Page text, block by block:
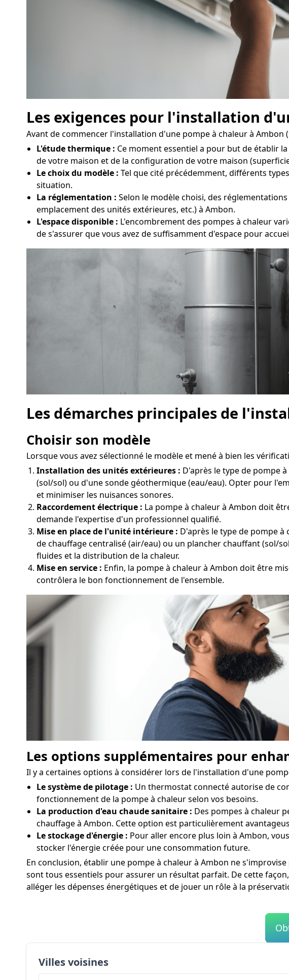
Les exigences pour l'installation
Avant de commencer l'installation d'une pompe à chaleur à
L'étude thermique : Ce moment essentiel a pour but de établir
de votre maison et de la configuration de votre maison
Le choix du modèle : Tel que cité précédemment, différents
situation.
La réglementation : Selon le modèle choisi, des
emplacement des unités extérieures, etc.) à Ambon.
L'espace disponible : L'encombrement des pompes à chaleur
de s'assurer que vous avez de suffisamment d'espace pour
Les démarches principales de
Choisir son modèle
Lorsque vous avez sélectionné le modèle et mené à bien les
Installation des unités extérieures : D'après le type de pompe
(sol/sol) ou d'une sonde géothermique (eau/eau). Opter pour
et minimiser les nuisances sonores.
Raccordement électrique : La pompe à chaleur à Ambon doit
demande l'expertise d'un professionnel qualifié.
Mise en place de l'unité intérieure : D'après le type de pompe
de chauffage centralisé (air/eau) ou un plancher chauffant (sol/
fluides et la distribution de la chaleur.
Mise en service : Enfin, la pompe à chaleur à Ambon doit être
contrôlera le bon fonctionnement de l'ensemble.
Les options supplémentaires pour
Il y a certaines options à considérer lors de l'installation d'une
Le système de pilotage : Un thermostat connecté autorise de
fonctionnement de la pompe à chaleur selon vos besoins.
La production d'eau chaude sanitaire : Des pompes à chaleur
chauffage à Ambon. Cette option est particulièrement
Le stockage d'énergie : Pour aller encore plus loin à Ambon,
stocker l'énergie créée pour une consommation future.
En conclusion, établir une pompe à chaleur à Ambon ne
sont tous essentiels pour assurer un résultat parfait. De cette
alléger les dépenses énergétiques et de jouer un rôle à la
Villes voisines